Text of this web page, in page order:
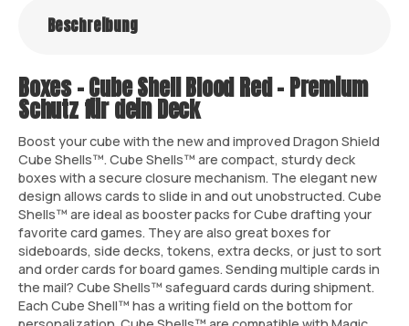
Beschreibung
Boxes - Cube Shell Blood Red – Premium
Schutz für dein Deck
Boost your cube with the new and improved Dragon Shield
Cube Shells™. Cube Shells™ are compact, sturdy deck
boxes with a secure closure mechanism. The elegant new
design allows cards to slide in and out unobstructed. Cube
Shells™ are ideal as booster packs for Cube drafting your
favorite card games. They are also great boxes for
sideboards, side decks, tokens, extra decks, or just to sort
and order cards for board games. Sending multiple cards in
the mail? Cube Shells™ safeguard cards during shipment.
Each Cube Shell™ has a writing field on the bottom for